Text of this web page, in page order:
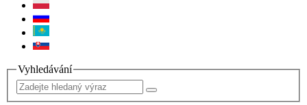
Vyhledávání